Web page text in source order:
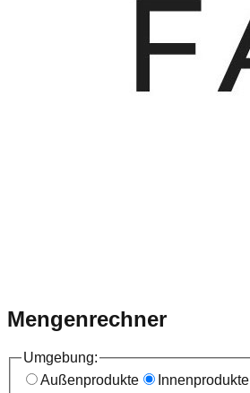
Mengenrechner
Umgebung:
Außenprodukte
Innenprodukte